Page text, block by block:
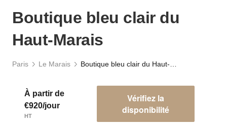
Boutique bleu clair du
Haut-Marais
Paris Le Marais
À partir de
€920/jour
HT
Vérifiez la
disponibilité